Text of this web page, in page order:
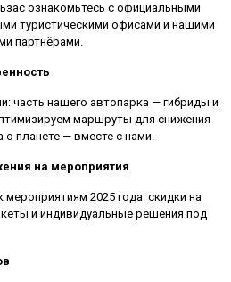
ознакомьтесь с официальными
туристическими офисами и нашими
партнёрами.
часть нашего автопарка — гибриды и
маршруты для снижения
планете — вместе с нами.
на мероприятия
2025 года: скидки на
и индивидуальные решения под